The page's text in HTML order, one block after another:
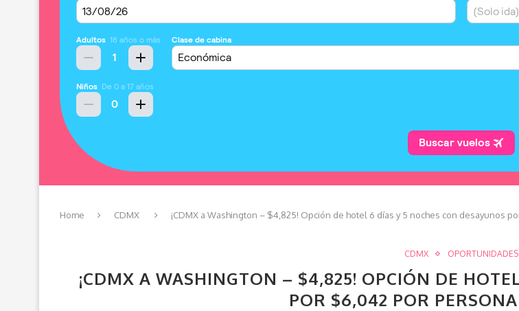
Home CDMX ¡CDMX a Washington – $4,825! Opción de hotel 6 días y 5 noches con desayunos
CDMX OPORTUNIDADES
¡CDMX A WASHINGTON – $4,825! OPCIÓN DE
POR $6,042 POR